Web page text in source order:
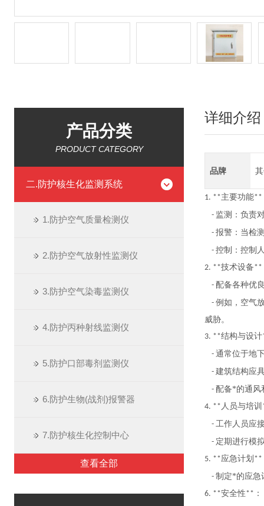
产品分类
PRODUCT CATEGORY
二.防护核生化监测系统
1.防护空气质量检测仪
2.防护空气放射性监测仪
3.防护空气染毒监测仪
4.防护丙种射线监测仪
5.防护口部毒剂监测仪
6.防护生物(战剂)报警器
7.防护核生化控制中心
查看全部
详细介绍
品牌
1. **主要功能**
- 监测：负责
- 报警：当检
- 控制：控制
2. **技术设备**
- 配备各种优
- 例如，空气
威胁。
3. **结构与设计
- 通常位于地
- 建筑结构应
- 配备*的通风
4. ** 人员与培训
- 工作人员应
- 定期进行模
5. **应急计划 **
- 制定*的应急
6. **安全性** ：